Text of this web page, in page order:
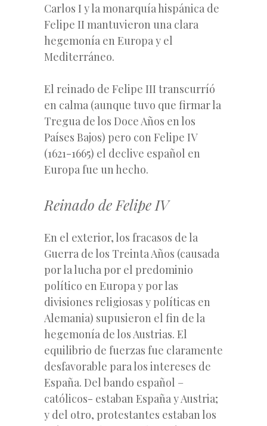
Carlos I y la monarquía hispánica de
Felipe II mantuvieron una clara
hegemonía en Europa y el
Mediterráneo.
El reinado de Felipe III transcurríó
en calma (aunque tuvo que firmar la
Tregua de los Doce Años en los
Países Bajos) pero con Felipe IV
(1621-1665) el declive español en
Europa fue un hecho.
Reinado de Felipe IV
En el exterior, los fracasos de la
Guerra de los Treinta Años (causada
por la lucha por el predominio
político en Europa y por las
divisiones religiosas y políticas en
Alemania) supusieron el fin de la
hegemonía de los Austrias. El
equilibrio de fuerzas fue claramente
desfavorable para los intereses de
España. Del bando español –
católicos- estaban España y Austria;
y del otro, protestantes estaban los